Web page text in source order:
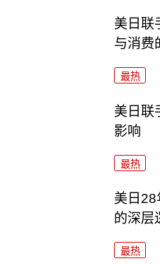
美日联
与消费
最热
美日联
影响
最热
美日28
的深层
最热